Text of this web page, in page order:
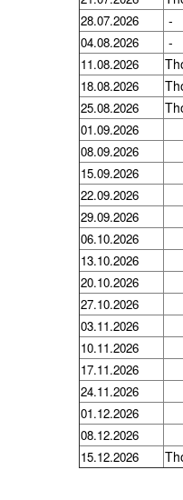
28.07.2026
-
04.08.2026
-
11.08.2026
18.08.2026
25.08.2026
01.09.2026
08.09.2026
15.09.2026
22.09.2026
29.09.2026
06.10.2026
13.10.2026
20.10.2026
27.10.2026
03.11.2026
10.11.2026
17.11.2026
24.11.2026
01.12.2026
08.12.2026
15.12.2026